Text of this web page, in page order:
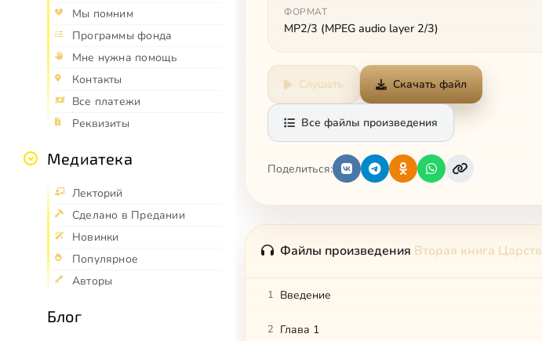
Мы помним
Программы фонда
Мне нужна помощь
Контакты
Все платежи
Реквизиты
Медиатека
Лекторий
Сделано в Предании
Новинки
Популярное
Авторы
Блог
ФОРМАТ
MP2/3 (MPEG audio layer 2/3)
Слушать Скачать файл
Все файлы произведения
Поделиться:
Файлы произведения Вторая книга Царств
1 Введение
2 Глава 1